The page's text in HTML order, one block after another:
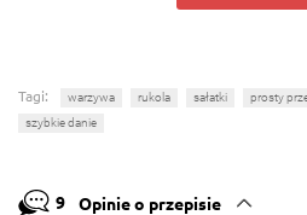
Tagi: warzywa rukola sałatki prosty
szybkie danie
9 Opinie o przepisie